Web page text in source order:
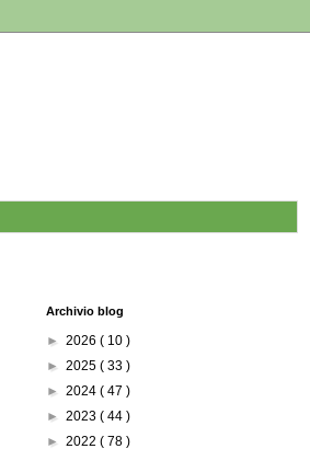
Archivio blog
► 2026 ( 10 )
► 2025 ( 33 )
► 2024 ( 47 )
► 2023 ( 44 )
► 2022 ( 78 )